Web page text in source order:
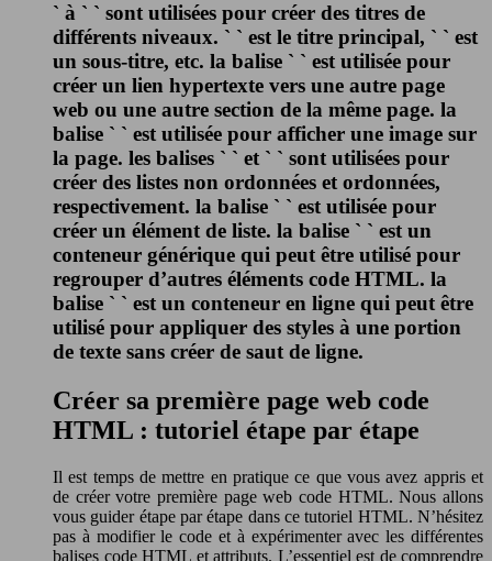
` à ` ` sont utilisées pour créer des titres de
différents niveaux. ` ` est le titre principal, ` ` est
un sous-titre, etc. la balise ` ` est utilisée pour
créer un lien hypertexte vers une autre page
web ou une autre section de la même page. la
balise ` ` est utilisée pour afficher une image sur
la page. les balises ` ` et ` ` sont utilisées pour
créer des listes non ordonnées et ordonnées,
respectivement. la balise ` ` est utilisée pour
créer un élément de liste. la balise ` ` est un
conteneur générique qui peut être utilisé pour
regrouper d’autres éléments code HTML. la
balise ` ` est un conteneur en ligne qui peut être
utilisé pour appliquer des styles à une portion
de texte sans créer de saut de ligne.
Créer sa première page web code
HTML : tutoriel étape par étape
Il est temps de mettre en pratique ce que vous avez appris et
de créer votre première page web code HTML. Nous allons
vous guider étape par étape dans ce tutoriel HTML. N’hésitez
pas à modifier le code et à expérimenter avec les différentes
balises code HTML et attributs. L’essentiel est de comprendre